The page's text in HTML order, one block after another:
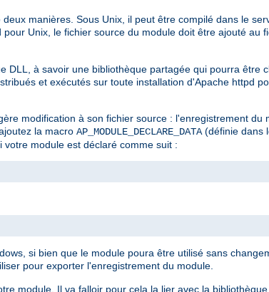
manières. Sous Unix, il peut être compilé dans le
pour Unix, le fichier source du module doit être ajouté au
DLL, à savoir une bibliothèque partagée qui pourra être
et exécutés sur toute installation d'Apache httpd
modification à son fichier source : l'enregistrement du
la macro AP_MODULE_DECLARE_DATA (définie dans
module est déclaré comme suit :
si bien que le module poura être utilisé sans
pour exporter l'enregistrement du module.
module. Il va falloir pour cela la lier avec la